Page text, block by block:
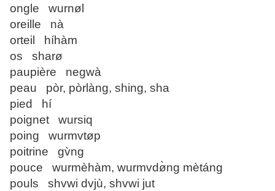
ongle wurnøl
oreille nà
orteil híhàm
os sharø
paupière negwà
peau pòr, pòrlàng, shing, sha
pied hí
poignet wursiq
poing wurmvtøp
poitrine gv̀ng
pouce wurmèhàm, wurmvdø̀ng mètáng
pouls shvwi dvjù, shvwi jut